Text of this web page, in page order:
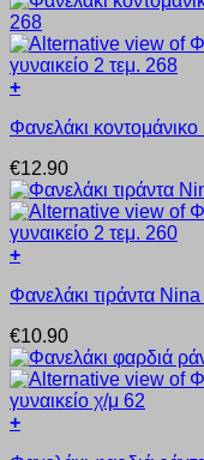
πολλαπλές
παραλλαγές.
Οι
επιλογές
μπορούν
επιλεγούν
σελίδα
του
προϊόντος
+
το
έχει
πολλαπλές
παραλλαγές.
Οι
επιλογές
να
στη
σελίδα
του
προϊόντος
Φανελάκι
€12.90
+
το
έχει
πολλαπλές
παραλλαγές.
Οι
επιλογές
Φανελάκι τιράντα
€10.90
+